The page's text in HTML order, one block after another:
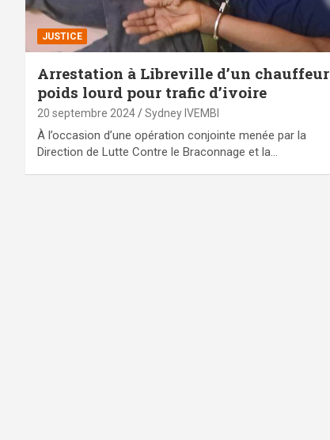
JUSTICE
Arrestation à Libreville d’un chauffeur
poids lourd pour trafic d’ivoire
20 septembre 2024 Sydney IVEMBI
À l’occasion d’une opération conjointe menée par la
Direction de Lutte Contre le Braconnage et la…